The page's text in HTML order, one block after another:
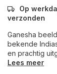
Op
verzonden
Ganesha
bekende
en prachtig
Lees meer